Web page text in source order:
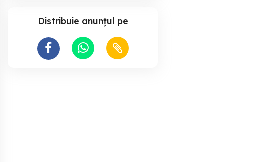
Distribuie anunțul pe